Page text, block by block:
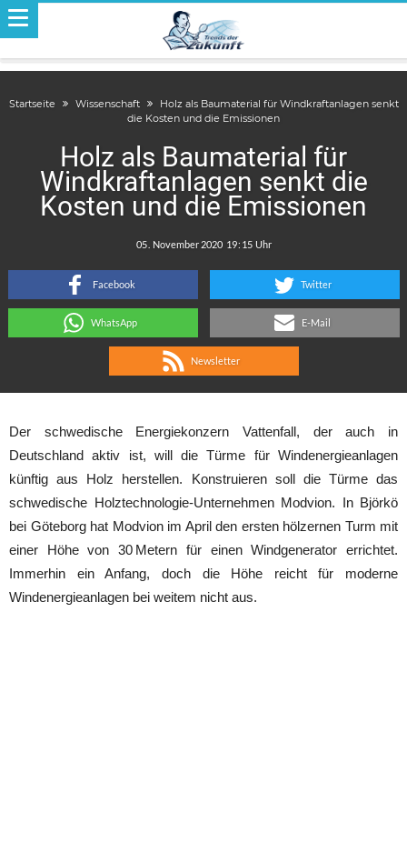
Startseite Wissenschaft
Holz als Baumaterial für Windkraftanlagen senkt
die Kosten und die Emissionen
Holz als Baumaterial für
Windkraftanlagen senkt die
Kosten und die Emissionen
:
Facebook Twitter
WhatsApp E-Mail
Newsletter
Der schwedische Energiekonzern Vattenfall, der auch in
Deutschland aktiv ist, will die Türme für Windenergieanlagen
künftig aus Holz herstellen. Konstruieren soll die Türme das
schwedische Holztechnologie-Unternehmen Modvion. In Björkö
bei Göteborg hat Modvion im April den ersten hölzernen Turm mit
einer Höhe von 30 Metern für einen Windgenerator errichtet.
Immerhin ein Anfang, doch die Höhe reicht für moderne
Windenergieanlagen bei weitem nicht aus.